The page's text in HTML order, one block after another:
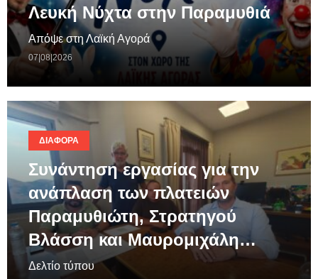
Λευκή Νύχτα στην Παραμυθιά
Απόψε στη Λαϊκή Αγορά
07|08|2026
ΔΙΆΦΟΡΑ
Συνάντηση εργασίας για την
ανάπλαση των πλατειών
Παραμυθιώτη, Στρατηγού
Βλάσση και Μαυρομιχάλη…
Δελτίο τύπου